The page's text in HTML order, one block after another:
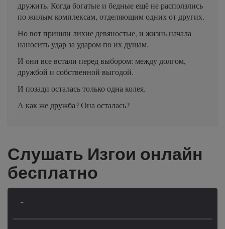
дружить. Когда богатые и бедные ещё не расползлись
по жилым комплексам, отделяющим одних от других.
Но вот пришли лихие девяностые, и жизнь начала
наносить удар за ударом по их душам.
И они все встали перед выбором: между долгом,
дружбой и собственной выгодой.
И позади осталась только одна колея.
А как же дружба? Она осталась?
Слушать Изгои онлайн
бесплатно
-